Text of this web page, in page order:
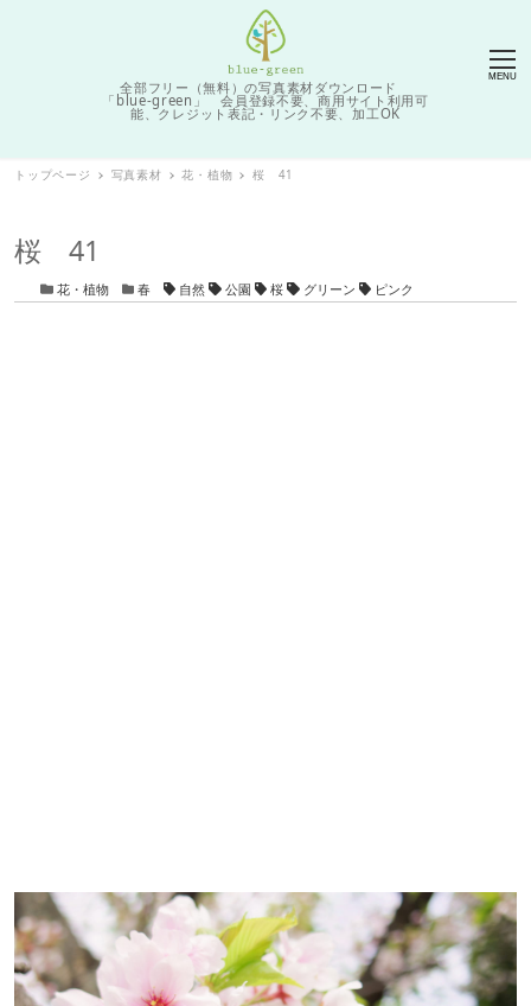
全部フリー（無料）の写真素材ダウンロード
「blue-green」 会員登録不要、商用サイト利用可
能、クレジット表記・リンク不要、加工OK
MENU
トップページ 写真素材 花・植物 桜 41
桜 41
カテゴリー
花・植物 カテゴリー
春 タグ自然 公園 桜 グリーン ピンク